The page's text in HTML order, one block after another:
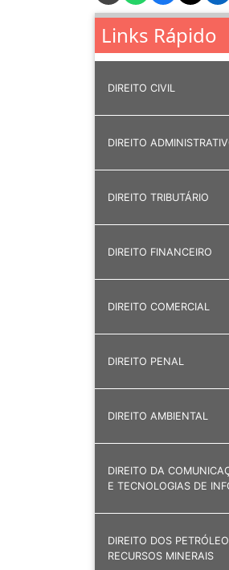
Links Rápido
DIREITO CIVIL
DIREITO
DIREITO TRIBUTÁRIO
DIREITO FINANCEIRO
DIREITO COMERCIAL
DIREITO PENAL
DIREITO AMBIENTAL
DIREITO DA
E TECNOLOGIAS DE
DIREITO DOS
RECURSOS MINERAIS